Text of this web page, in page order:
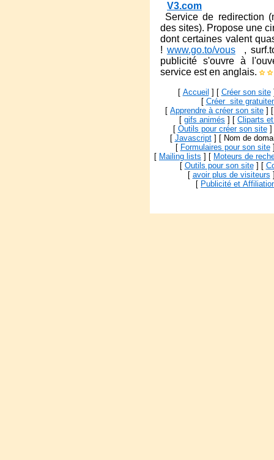
V3.com
Service de redirection
des sites). Propose une
dont certaines valent
! www.go.to/vous,
publicité s'ouvre à
service est en anglais.
[ Accueil ] [ Créer son site
[ Créer site
[ Apprendre à créer son site ]
[ gifs animés ] [ Cliparts
[ Outils pour créer son site]
[ Javascript] [ Nom de
[ Formulaires pour son site
[ Mailing lists ] [ Moteurs de
[ Outils pour son site] [
[ avoir plus de visiteurs
[ Publicité et